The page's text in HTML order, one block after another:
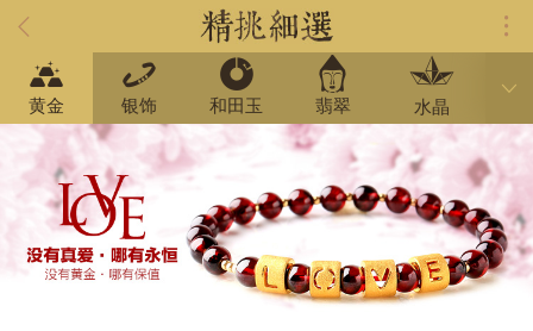
黄金 银饰 和田玉 翡翠 水晶